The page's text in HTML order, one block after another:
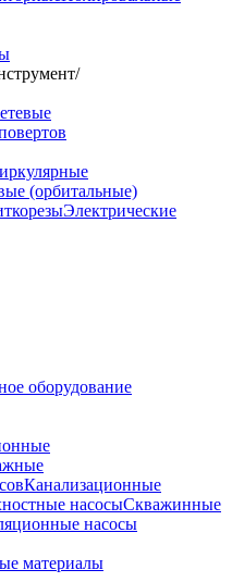
/
(орбитальные)
Электрические
Канализационные
насосыСкважинные
насосы